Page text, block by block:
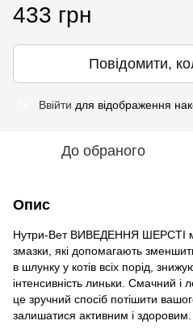
433 грн
Повідомити,
Ввійти для відображення
До обраного
Опис
Нутри-Вет ВИВЕДЕННЯ ШЕРСТІ
змазки, які допомагають
в шлунку у котів всіх порід,
інтенсивність линьки. Смачний і
це зручний спосіб потішити
залишатися активним і здоровим.